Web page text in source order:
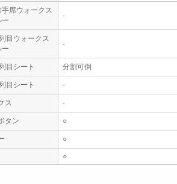
手席ウォークス
ー
-
目ウォークス
ー
-
目シート 分割可倒
目シート -
ス -
タン ○
○
○